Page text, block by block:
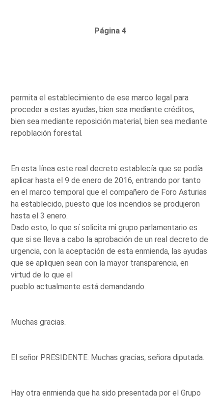
Página 4
permita el establecimiento de ese marco legal para
proceder a estas ayudas, bien sea mediante créditos,
bien sea mediante reposición material, bien sea mediante
repoblación forestal.
En esta línea este real decreto establecía que se podía
aplicar hasta el 9 de enero de 2016, entrando por tanto
en el marco temporal que el compañero de Foro Asturias
ha establecido, puesto que los incendios se produjeron
hasta el 3 enero.
Dado esto, lo que sí solicita mi grupo parlamentario es
que si se lleva a cabo la aprobación de un real decreto de
urgencia, con la aceptación de esta enmienda, las ayudas
que se apliquen sean con la mayor transparencia, en
virtud de lo que el
pueblo actualmente está demandando.
Muchas gracias.
El señor PRESIDENTE: Muchas gracias, señora diputada.
Hay otra enmienda que ha sido presentada por el Grupo